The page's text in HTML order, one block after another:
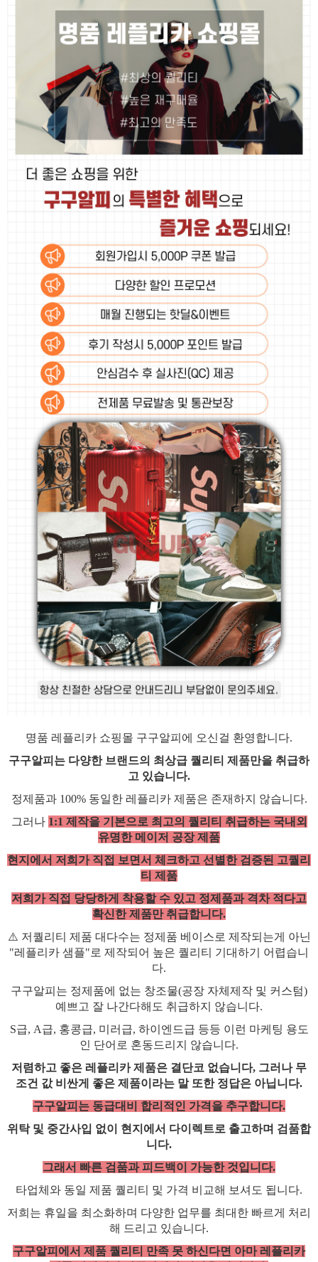
명품 레플리카 쇼핑몰 구구알피에 오신걸 환영합니다.
구구알피는 다양한 브랜드의 최상급 퀄리티 제품만을 취급하
고 있습니다.
정제품과 100% 동일한 레플리카 제품은 존재하지 않습니다.
그러나 1:1 제작을 기본으로 최고의 퀄리티 취급하는 국내외
유명한 메이저 공장 제품
현지에서 저희가 직접 보면서 체크하고 선별한 검증된 고퀄리
티 제품
저희가 직접 당당하게 착용할 수 있고 정제품과 격차 적다고
확신한 제품만 취급합니다.
⚠️ 저퀄리티 제품 대다수는 정제품 베이스로 제작되는게 아닌
"레플리카 샘플"로 제작되어 높은 퀄리티 기대하기 어렵습니
다.
구구알피는 정제품에 없는 창조물(공장 자체제작 및 커스텀)
예쁘고 잘 나간다해도 취급하지 않습니다.
S급, A급, 홍콩급, 미러급, 하이엔드급 등등 이런 마케팅 용도
인 단어로 혼동드리지 않습니다.
저렴하고 좋은 레플리카제품은 결단코 없습니다, 그러나 무
조건 값 비싼게 좋은 제품이라는 말 또한 정답은 아닙니다.
구구알피는 동급대비 합리적인 가격을 추구합니다.
위탁 및 중간사입 없이 현지에서 다이렉트로 출고하며 검품합
니다.
그래서 빠른 검품과 피드백이 가능한 것입니다.
타업체와 동일 제품 퀄리티 및 가격 비교해 보셔도 됩니다.
저희는 휴일을 최소화하며 다양한 업무를 최대한 빠르게 처리
해 드리고 있습니다.
구구알피에서 제품 퀄리티 만족 못 하신다면 아마 레플리카